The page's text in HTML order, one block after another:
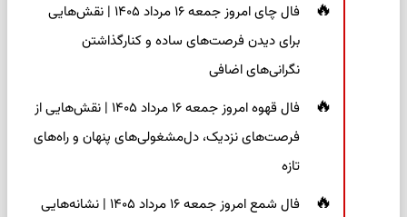
فال چای امروز جمعه ۱۶ مرداد ۱۴۰۵ | نقش‌هایی
برای دیدن فرصت‌های ساده و کنارگذاشتن
نگرانی‌های اضافی
فال قهوه امروز جمعه ۱۶ مرداد ۱۴۰۵ | نقش‌هایی از
فرصت‌های نزدیک، دل‌مشغولی‌های پنهان و راه‌های
تازه
فال شمع امروز جمعه ۱۶ مرداد ۱۴۰۵ | نشانه‌هایی